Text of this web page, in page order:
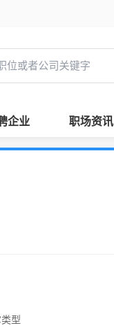
企业 职场资讯
型